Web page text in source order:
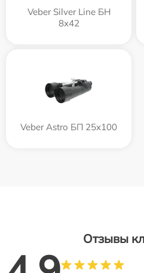
Veber Silver Line БН
8x42
Veber Astro БП 25x100
Отзывы